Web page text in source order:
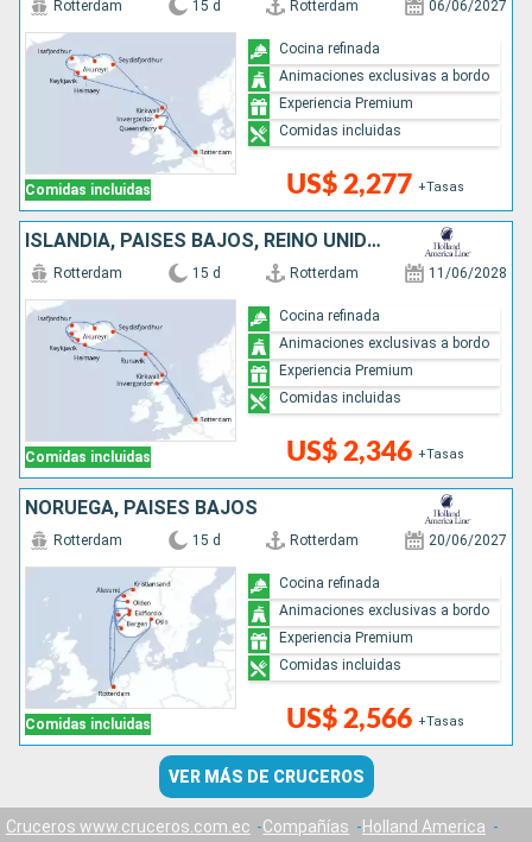
Comidas incluidas
Rotterdam 15 d Rotterdam 06/06/2027
US$ 2,277 +Tasas
Cocina refinada
Animaciones exclusivas a bordo
Experiencia Premium
Comidas incluidas
ISLANDIA, PAISES BAJOS, REINO UNIDO, DINAMARCA
Comidas incluidas
Rotterdam 15 d Rotterdam 11/06/2028
US$ 2,346 +Tasas
Cocina refinada
Animaciones exclusivas a bordo
Experiencia Premium
Comidas incluidas
NORUEGA, PAISES BAJOS
Comidas incluidas
Rotterdam 15 d Rotterdam 20/06/2027
US$ 2,566 +Tasas
Cocina refinada
Animaciones exclusivas a bordo
Experiencia Premium
Comidas incluidas
VER MÁS DE CRUCEROS
Cruceros www.cruceros.com.ec Compañías
Holland America